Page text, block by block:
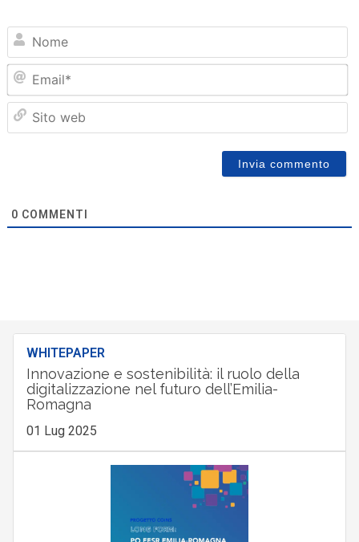
0 COMMENTI
WHITEPAPER
Innovazione e sostenibilità: il ruolo della
digitalizzazione nel futuro dell’Emilia-
Romagna
01 Lug 2025